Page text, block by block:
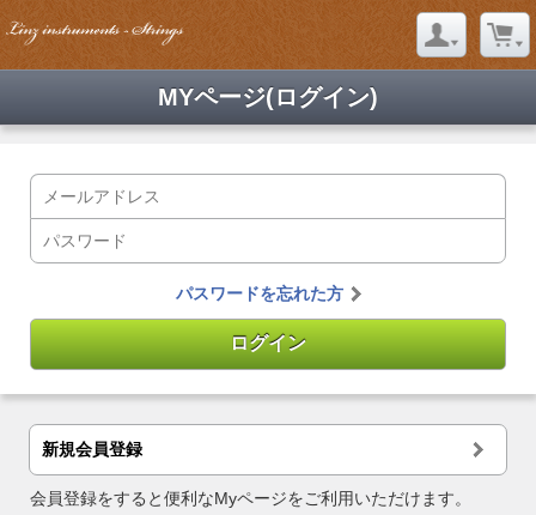
MYページ(ログイン)
パスワードを忘れた方
新規会員登録
会員登録をすると便利なMyページをご利用いただけます。